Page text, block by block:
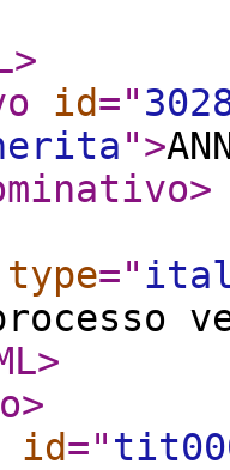
>
id="
">
>
type="
>
>
id="